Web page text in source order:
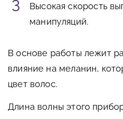
Высокая скорость
манипуляций.
В основе работы лежит
влияние на меланин,
цвет волос.
Длина волны этого